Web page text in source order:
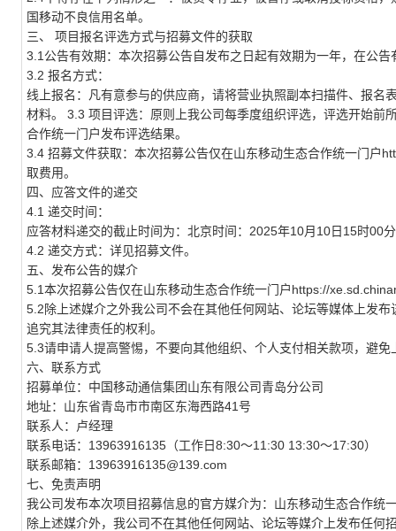
国移动不良信用名单。
三、 项目报名评选方式与招募文件的获取
3.1公告有效期：本次招募公告自发布之日起有效期为一年，在公
3.2 报名方式：
线上报名：凡有意参与的供应商，请将营业执照副本扫描件、报
材料。 3.3 项目评选：原则上我公司每季度组织评选，评选开始前
合作统一门户发布评选结果。
3.4 招募文件获取：本次招募公告仅在山东移动生态合作统一门户
取费用。
四、应答文件的递交
4.1 递交时间：
应答材料递交的截止时间为：北京时间：2025年10月10日15时00
4.2 递交方式：详见招募文件。
五、发布公告的媒介
5.1本次招募公告仅在山东移动生态合作统一门户https://
5.2除上述媒介之外我公司不会在其他任何网站、论坛等媒体上发
追究其法律责任的权利。
5.3请申请人提高警惕，不要向其他组织、个人支付相关款项，避
六、联系方式
招募单位：中国移动通信集团山东有限公司青岛分公司
地址：山东省青岛市市南区东海西路41号
联系人：卢经理
联系电话：13963916135（工作日8:30～11:30 13:30～17:30）
联系邮箱：13963916135@139.com
七、免责声明
我公司发布本次项目招募信息的官方媒介为：山东移动生态合作
除上述媒介外，我公司不在其他任何网站、论坛等媒介上发布任